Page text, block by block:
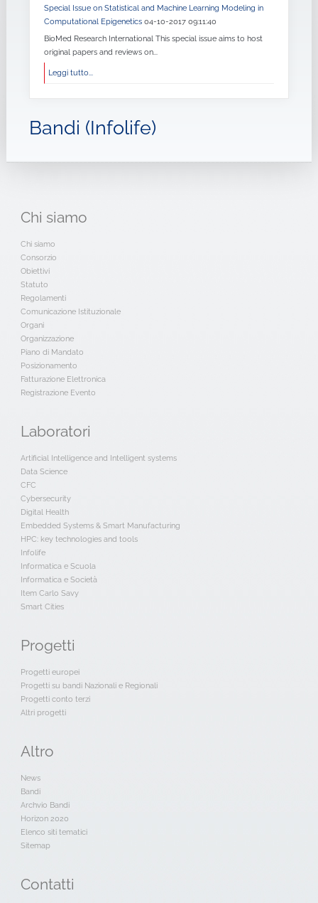
Special Issue on Statistical and Machine Learning Modeling in
Computational Epigenetics 04-10-2017 09:11:40
BioMed Research International This special issue aims to host
original papers and reviews on...
Leggi tutto...
Bandi (Infolife)
Chi siamo
Chi siamo
Consorzio
Obiettivi
Statuto
Regolamenti
Comunicazione Istituzionale
Organi
Organizzazione
Piano di Mandato
Posizionamento
Fatturazione Elettronica
Registrazione Evento
Laboratori
Artificial Intelligence and Intelligent systems
Data Science
CFC
Cybersecurity
Digital Health
Embedded Systems & Smart Manufacturing
HPC: key technologies and tools
Infolife
Informatica e Scuola
Informatica e Società
Item Carlo Savy
Smart Cities
Progetti
Progetti europei
Progetti su bandi Nazionali e Regionali
Progetti conto terzi
Altri progetti
Altro
News
Bandi
Archvio Bandi
Horizon 2020
Elenco siti tematici
Sitemap
Contatti